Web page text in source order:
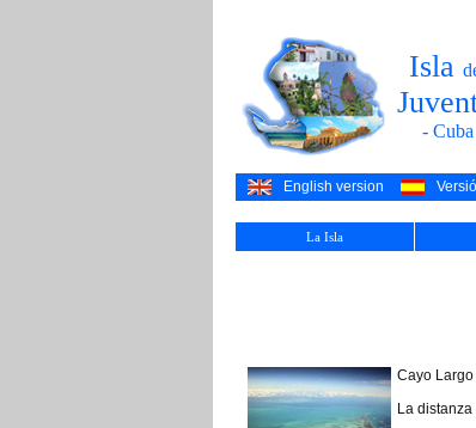
Isla
-
English version
La Isla
Cayo
La